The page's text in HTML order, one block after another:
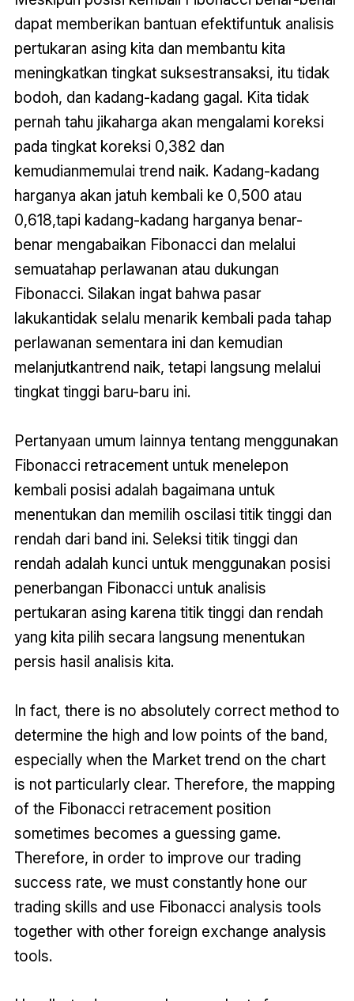
dapat memberikan bantuan efektifuntuk analisis
pertukaran asing kita dan membantu kita
meningkatkan tingkat suksestransaksi, itu tidak
bodoh, dan kadang-kadang gagal. Kita tidak
pernah tahu jikaharga akan mengalami koreksi
pada tingkat koreksi 0,382 dan
kemudianmemulai trend naik. Kadang-kadang
harganya akan jatuh kembali ke 0,500 atau
0,618,tapi kadang-kadang harganya benar-
benar mengabaikan Fibonacci dan melalui
semuatahap perlawanan atau dukungan
Fibonacci. Silakan ingat bahwa pasar
lakukantidak selalu menarik kembali pada tahap
perlawanan sementara ini dan kemudian
melanjutkantrend naik, tetapi langsung melalui
tingkat tinggi baru-baru ini.
Pertanyaan umum lainnya tentang menggunakan
Fibonacci retracement untuk menelepon
kembali posisi adalah bagaimana untuk
menentukan dan memilih oscilasi titik tinggi dan
rendah dari band ini. Seleksi titik tinggi dan
rendah adalah kunci untuk menggunakan posisi
penerbangan Fibonacci untuk analisis
pertukaran asing karena titik tinggi dan rendah
yang kita pilih secara langsung menentukan
persis hasil analisis kita.
In fact, there is no absolutely correct method to
determine the high and low points of the band,
especially when the Market trend on the chart
is not particularly clear. Therefore, the mapping
of the Fibonacci retracement position
sometimes becomes a guessing game.
Therefore, in order to improve our trading
success rate, we must constantly hone our
trading skills and use Fibonacci analysis tools
together with other foreign exchange analysis
tools.